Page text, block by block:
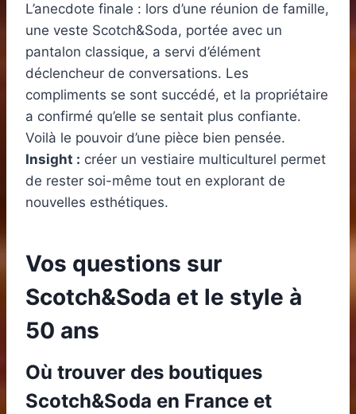
L’anecdote finale : lors d’une réunion de famille,
une veste Scotch&Soda, portée avec un
pantalon classique, a servi d’élément
déclencheur de conversations. Les
compliments se sont succédé, et la propriétaire
a confirmé qu’elle se sentait plus confiante.
Voilà le pouvoir d’une pièce bien pensée.
Insight : créer un vestiaire multiculturel permet
de rester soi-même tout en explorant de
nouvelles esthétiques.
Vos questions sur
Scotch&Soda et le style à
50 ans
Où trouver des boutiques
Scotch&Soda en France et